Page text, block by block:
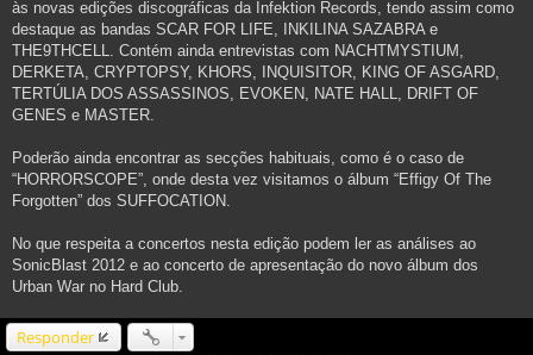
às novas edições discográficas da Infektion Records, tendo assim como
destaque as bandas SCAR FOR LIFE, INKILINA SAZABRA e
THE9THCELL. Contém ainda entrevistas com NACHTMYSTIUM,
DERKETA, CRYPTOPSY, KHORS, INQUISITOR, KING OF ASGARD,
TERTÚLIA DOS ASSASSINOS, EVOKEN, NATE HALL, DRIFT OF
GENES e MASTER.
Poderão ainda encontrar as secções habituais, como é o caso de
“HORRORSCOPE”, onde desta vez visitamos o álbum “Effigy Of The
Forgotten” dos SUFFOCATION.
No que respeita a concertos nesta edição podem ler as análises ao
SonicBlast 2012 e ao concerto de apresentação do novo álbum dos
Urban War no Hard Club.
Responder